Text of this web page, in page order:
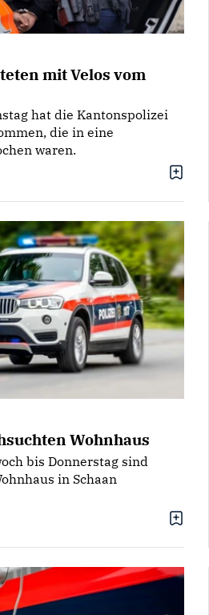
mit Velos vom
hat die Kantonspolizei
die in eine
waren.
Wohnhaus
bis Donnerstag sind
in Schaan